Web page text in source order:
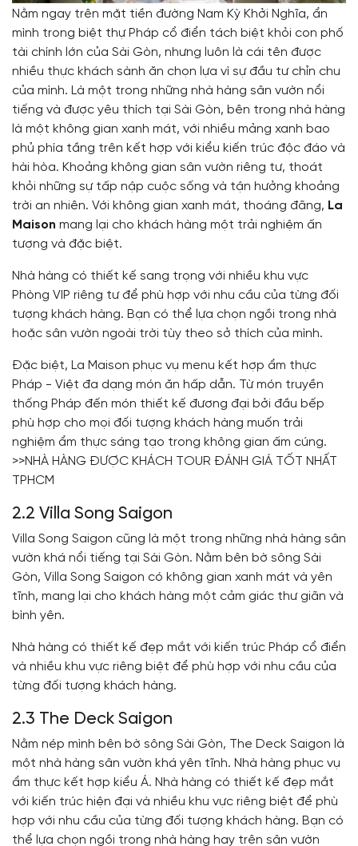
Nằm ngay trên mặt tiền đường Nam Kỳ Khởi Nghĩa, ẩn
mình trong biệt thự Pháp cổ điển tách biệt khỏi con phố
tài chính lớn của Sài Gòn, nhưng luôn là cái tên được
nhiều thực khách sành ăn chọn lựa vì sự đầu tư chỉn chu
của mình. Là một trong những nhà hàng sân vườn nổi
tiếng và được yêu thích tại Sài Gòn, bên trong nhà hàng
là một không gian xanh mát, với nhiều mảng xanh bao
phủ phía tầng trên kết hợp với kiểu kiến trúc độc đáo và
hài hòa. Khoảng không gian sân vườn riêng tư, thoát
khỏi những sự tấp nập cuộc sống và tận hưởng khoảng
trời an nhiên. Với không gian xanh mát, thoáng đãng, La
Maison mang lại cho khách hàng một trải nghiệm ấn
tượng và đặc biệt.
Nhà hàng có thiết kế sang trọng với nhiều khu vực
Phòng VIP riêng tư để phù hợp với nhu cầu của từng đối
tượng khách hàng. Bạn có thể lựa chọn ngồi trong nhà
hoặc sân vườn ngoài trời tùy theo sở thích của mình.
Đặc biệt, La Maison phục vụ menu kết hợp ẩm thực
Pháp - Việt đa dạng món ăn hấp dẫn. Từ món truyền
thống Pháp đến món thiết kế đương đại bởi đầu bếp
phù hợp cho mọi đối tượng khách hàng muốn trải
nghiệm ẩm thực sáng tạo trong không gian ấm cúng.
>>NHÀ HÀNG ĐƯỢC KHÁCH TOUR ĐÁNH GIÁ TỐT NHẤT
TPHCM
2.2 Villa Song Saigon
Villa Song Saigon cũng là một trong những nhà hàng sân
vườn khá nổi tiếng tại Sài Gòn. Nằm bên bờ sông Sài
Gòn, Villa Song Saigon có không gian xanh mát và yên
tĩnh, mang lại cho khách hàng một cảm giác thư giãn và
bình yên.
Nhà hàng có thiết kế đẹp mắt với kiến trúc Pháp cổ điển
và nhiều khu vực riêng biệt để phù hợp với nhu cầu của
từng đối tượng khách hàng.
2.3 The Deck Saigon
Nằm nép mình bên bờ sông Sài Gòn, The Deck Saigon là
một nhà hàng sân vườn khá yên tĩnh. Nhà hàng phục vụ
ẩm thực kết hợp kiểu Á. Nhà hàng có thiết kế đẹp mắt
với kiến trúc hiện đại và nhiều khu vực riêng biệt để phù
hợp với nhu cầu của từng đối tượng khách hàng. Bạn có
thể lựa chọn ngồi trong nhà hàng hay trên sân vườn